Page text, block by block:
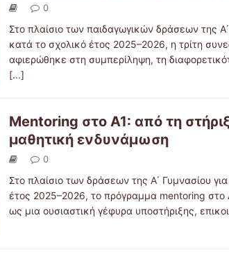
0
Στο πλαίσιο των παιδαγωγικών δράσεων της
κατά το σχολικό έτος 2025–2026, η τρίτη
αφιερώθηκε στη συμπερίληψη, τη
[...]
Mentoring στο Α1: από τη
μαθητική ενδυνάμωση
0
Στο πλαίσιο των δράσεων της Α΄ Γυμνασίου
έτος 2025–2026, το πρόγραμμα mentoring στο
ως μια ουσιαστική γέφυρα υποστήριξης,